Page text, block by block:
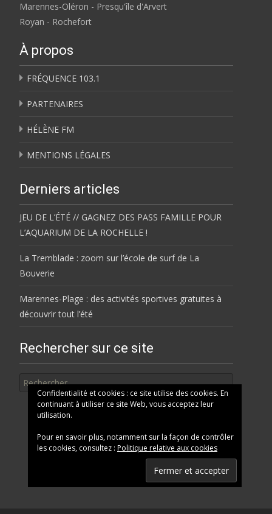
Marennes-Oléron - Presqu'île d'Arvert
Royan - Rochefort
À propos
FRÉQUENCE 103.1
PARTENAIRES
HÉLÈNE FM
MENTIONS LÉGALES
Derniers articles
JEU DE L’ÉTÉ // GAGNEZ DES PASS FAMILLE POUR
L’AQUARIUM DE LA ROCHELLE !
La Tremblade : zoom sur l’école de surf de La
Bouverie
Marennes-Plage : des activités sportives gratuites à
découvrir tout l’été
Rechercher sur ce site
Confidentialité et cookies : ce site utilise des cookies. En
continuant à utiliser ce site Web, vous acceptez leur
utilisation.
Pour en savoir plus, notamment sur la façon de contrôler
les cookies, consultez : Politique relative aux cookies